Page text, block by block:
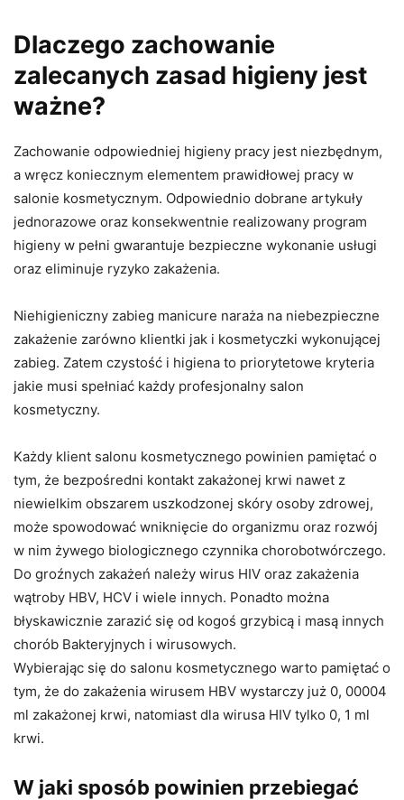
Dlaczego zachowanie
zalecanych zasad higieny jest
ważne?
Zachowanie odpowiedniej higieny pracy jest niezbędnym,
a wręcz koniecznym elementem prawidłowej pracy w
salonie kosmetycznym. Odpowiednio dobrane artykuły
jednorazowe oraz konsekwentnie realizowany program
higieny w pełni gwarantuje bezpieczne wykonanie usługi
oraz eliminuje ryzyko zakażenia.
Niehigieniczny zabieg manicure naraża na niebezpieczne
zakażenie zarówno klientki jak i kosmetyczki wykonującej
zabieg. Zatem czystość i higiena to priorytetowe kryteria
jakie musi spełniać każdy profesjonalny salon
kosmetyczny.
Każdy klient salonu kosmetycznego powinien pamiętać o
tym, że bezpośredni kontakt zakażonej krwi nawet z
niewielkim obszarem uszkodzonej skóry osoby zdrowej,
może spowodować wniknięcie do organizmu oraz rozwój
w nim żywego biologicznego czynnika chorobotwórczego.
Do groźnych zakażeń należy wirus HIV oraz zakażenia
wątroby HBV, HCV i wiele innych. Ponadto można
błyskawicznie zarazić się od kogoś grzybicą i masą innych
chorób Bakteryjnych i wirusowych.
Wybierając się do salonu kosmetycznego warto pamiętać o
tym, że do zakażenia wirusem HBV wystarczy już 0, 00004
ml zakażonej krwi, natomiast dla wirusa HIV tylko 0, 1 ml
krwi.
W jaki sposób powinien przebiegać